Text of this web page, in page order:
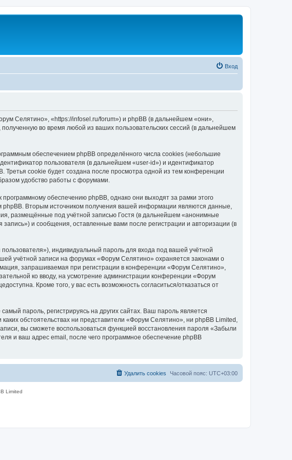
Вход
Селятино», «https://infosel.ru/forum») и phpBB (в дальнейшем «они»,
во время любой из ваших пользовательских сессий (в дальнейшем
обеспечением phpBB определённого числа cookies (небольшие
пользователя (в дальнейшем «user-id») и идентификатор
cookie будет создана после просмотра одной из тем конференции
удобство работы с форумами.
обеспечению phpBB, однако они выходят за рамки этого
phpBB. Вторым источником получения вашей информации являются данные,
размещённые под учётной записью Гостя (в дальнейшем «анонимные
и сообщения, оставленные вами после регистрации и авторизации (в
индивидуальный пароль для входа под вашей учётной
учётной записи на форумах «Форум Селятино» охраняется законами о
запрашиваемая при регистрации в конференции «Форум Селятино»,
ко вводу, на усмотрение администрации конференции «Форум
Кроме того, у вас есть возможность согласиться/отказаться от
пароль, регистрируясь на других сайтах. Ваш пароль является
обстоятельствах ни представители «Форум Селятино», ни phpBB Limited,
вы сможете воспользоваться функцией восстановления пароля «Забыли
и ваш адрес email, после чего программное обеспечение phpBB
Часовой пояс: UTC+03:00
Удалить cookies
Limited